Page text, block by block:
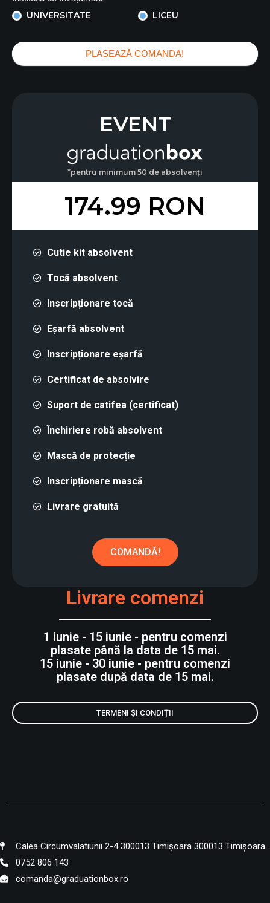
UNIVERSITATE LICEU
PLASEAZĂ COMANDA!
EVENT
*pentru minimum 50 de absolvenți
174.99 RON
Cutie kit absolvent
Tocă absolvent
Inscripționare tocă
Eșarfă absolvent
Inscripționare eșarfă
Certificat de absolvire
Suport de catifea (certificat)
Închiriere robă absolvent
Mască de protecție
Inscripționare mască
Livrare gratuită
COMANDĂ!
Livrare comenzi
1 iunie - 15 iunie - pentru comenzi
plasate până la data de 15 mai.
15 iunie - 30 iunie - pentru comenzi
plasate după data de 15 mai.
TERMENI ȘI CONDIȚII
Calea Circumvalatiunii 2-4 300013 Timișoara 300013 Timișoara.
0752 806 143
comanda@graduationbox.ro